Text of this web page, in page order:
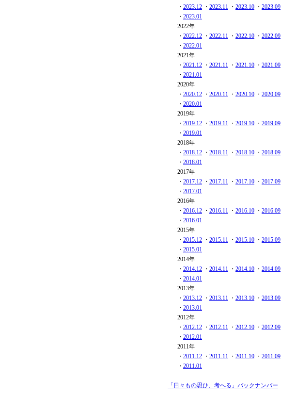
・ 2023.12 ・ 2023.11 ・ 2023.10 ・ 2023.09
・ 2023.01
2022年
・ 2022.12 ・ 2022.11 ・ 2022.10 ・ 2022.09
・ 2022.01
2021年
・ 2021.12 ・ 2021.11 ・ 2021.10 ・ 2021.09
・ 2021.01
2020年
・ 2020.12 ・ 2020.11 ・ 2020.10 ・ 2020.09
・ 2020.01
2019年
・ 2019.12 ・ 2019.11 ・ 2019.10 ・ 2019.09
・ 2019.01
2018年
・ 2018.12 ・ 2018.11 ・ 2018.10 ・ 2018.09
・ 2018.01
2017年
・ 2017.12 ・ 2017.11 ・ 2017.10 ・ 2017.09
・ 2017.01
2016年
・ 2016.12 ・ 2016.11 ・ 2016.10 ・ 2016.09
・ 2016.01
2015年
・ 2015.12 ・ 2015.11 ・ 2015.10 ・ 2015.09
・ 2015.01
2014年
・ 2014.12 ・ 2014.11 ・ 2014.10 ・ 2014.09
・ 2014.01
2013年
・ 2013.12 ・ 2013.11 ・ 2013.10 ・ 2013.09
・ 2013.01
2012年
・ 2012.12 ・ 2012.11 ・ 2012.10 ・ 2012.09
・ 2012.01
2011年
・ 2011.12 ・ 2011.11 ・ 2011.10 ・ 2011.09
・ 2011.01
「日々もの思ひ、考へる」バックナンバー